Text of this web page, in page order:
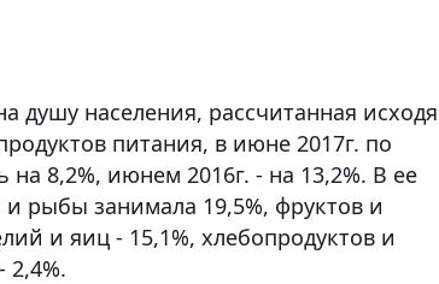
населения, рассчитанная исходя
питания, в июне 2017г. по
8,2%, июнем 2016г. - на 13,2%. В ее
и рыбы занимала 19,5%, фруктов и
и яиц - 15,1%, хлебопродуктов и
2,4%.